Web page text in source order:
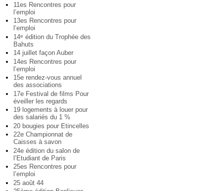
11es Rencontres pour
l’emploi
13es Rencontres pour
l’emploi
14e édition du Trophée des
Bahuts
14 juillet façon Auber
14es Rencontres pour
l’emploi
15e rendez-vous annuel
des associations
17e Festival de films Pour
éveiller les regards
19 logements à louer pour
des salariés du 1 %
20 bougies pour Etincelles
22e Championnat de
Caisses à savon
24e édition du salon de
l’Etudiant de Paris
25es Rencontres pour
l’emploi
25 août 44